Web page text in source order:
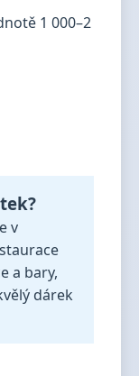
v
a bary,
dárek